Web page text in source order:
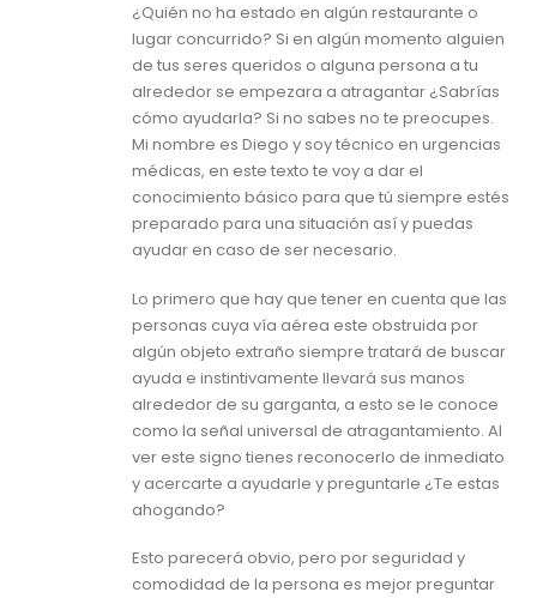
¿Quién no ha estado en algún restaurante o
lugar concurrido? Si en algún momento alguien
de tus seres queridos o alguna persona a tu
alrededor se empezara a atragantar ¿Sabrías
cómo ayudarla? Si no sabes no te preocupes.
Mi nombre es Diego y soy técnico en urgencias
médicas, en este texto te voy a dar el
conocimiento básico para que tú siempre estés
preparado para una situación así y puedas
ayudar en caso de ser necesario.
Lo primero que hay que tener en cuenta que las
personas cuya vía aérea este obstruida por
algún objeto extraño siempre tratará de buscar
ayuda e instintivamente llevará sus manos
alrededor de su garganta, a esto se le conoce
como la señal universal de atragantamiento. Al
ver este signo tienes reconocerlo de inmediato
y acercarte a ayudarle y preguntarle ¿Te estas
ahogando?
Esto parecerá obvio, pero por seguridad y
comodidad de la persona es mejor preguntar